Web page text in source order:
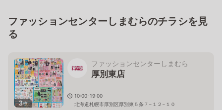
ファッションセンターしまむらのチラシを見
る
3枚
ファッションセンターしまむら
厚別東店
10:00-19:00
北海道札幌市厚別区厚別東５条７−１２−１０